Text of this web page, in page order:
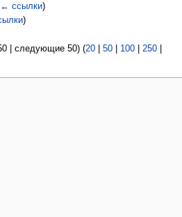
← ссылки)
)
| следующие 50) (20| 50| 100| 250|